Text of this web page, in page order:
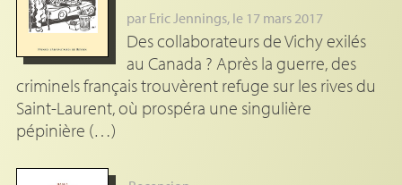
par Eric Jennings, le 17 mars 2017
Des collaborateurs de Vichy exilés
au Canada ? Après la guerre, des
criminels français trouvèrent refuge sur les rives du
Saint-Laurent, où prospéra une singulière
pépinière (…)